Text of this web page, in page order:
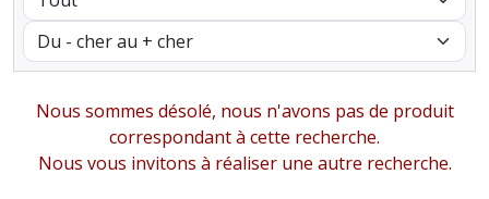
Nous sommes désolé, nous n'avons pas de produit
correspondant à cette recherche.
Nous vous invitons à réaliser une autre recherche.